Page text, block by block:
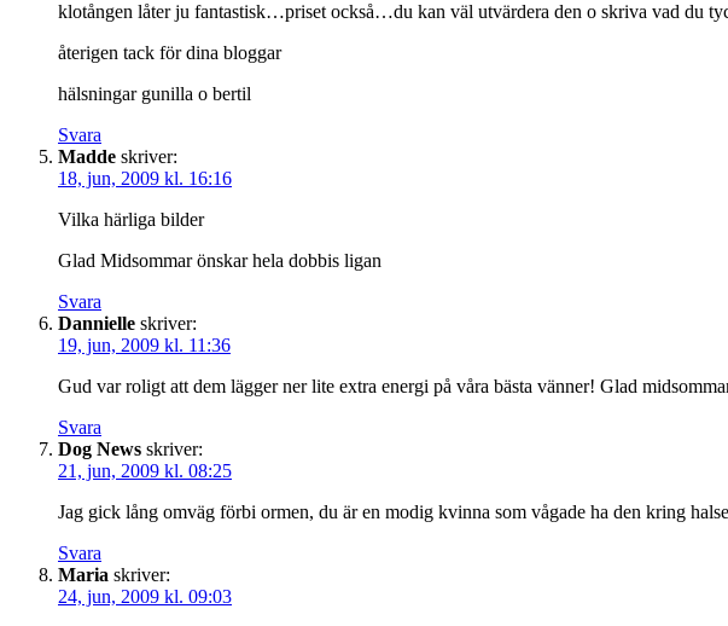
klotången låter ju fantastisk…priset också…du kan väl utvärdera den o skriva vad du
återigen tack för dina bloggar
hälsningar gunilla o bertil
Svara
Madde skriver:
18, jun, 2009 kl. 16:16
Vilka härliga bilder
Glad Midsommar önskar hela dobbis ligan
Svara
Dannielle skriver:
19, jun, 2009 kl. 11:36
Gud var roligt att dem lägger ner lite extra energi på våra bästa vänner! Glad
Svara
Dog News skriver:
21, jun, 2009 kl. 08:25
Jag gick lång omväg förbi ormen, du är en modig kvinna som vågade ha den kring
Svara
Maria skriver:
24, jun, 2009 kl. 09:03